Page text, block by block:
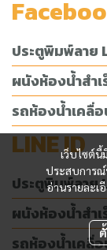
เว็บไซต์นี้
ประสบการณ์
อ่านรายละเ
ประตูพิมพ์ลาย
ผนังห้องน้ำสำเ
รถห้องน้ำเคลื่อ
LINE ID
ประตูพิมพ์ลาย
ผนังห้องน้ำสำเ
รถห้องน้ำเคลื่อ